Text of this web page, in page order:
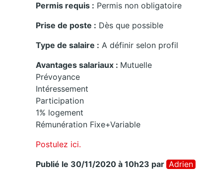
Permis requis : Permis non obligatoire
Prise de poste : Dès que possible
Type de salaire : A définir selon profil
Avantages salariaux : Mutuelle
Prévoyance
Intéressement
Participation
1% logement
Rémunération Fixe+Variable
Postulez ici.
Publié le 30/11/2020 à 10h23 par Adrien